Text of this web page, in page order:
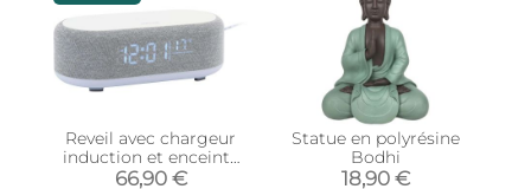
Reveil avec chargeur
induction et enceinte
Bluetooth Vogue (Gris)
66,90 €
Statue en polyrésine
Bodhi
18,90 €